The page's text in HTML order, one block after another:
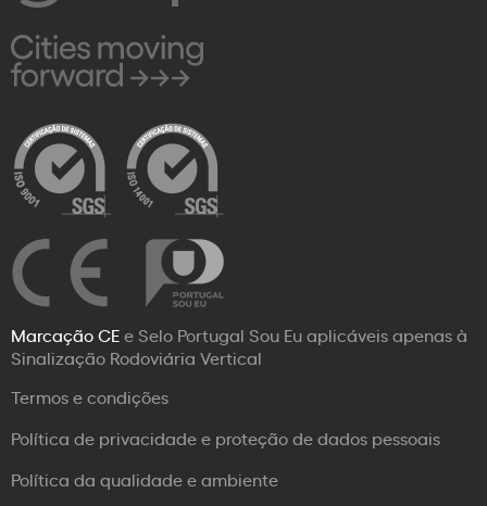
Marcação CEe Selo Portugal Sou Eu aplicáveis apenas à
Sinalização Rodoviária Vertical
Termos e condições
Política de privacidade e proteção de dados pessoais
Política da qualidade e ambiente